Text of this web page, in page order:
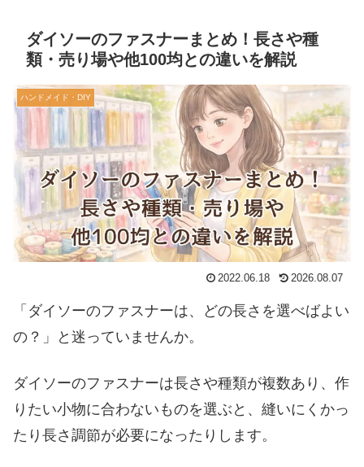
ダイソーのファスナーまとめ！長さや種
類・売り場や他100均との違いを解説
ハンドメイド・DIY
2022.06.18 2026.08.07
「ダイソーのファスナーは、どの長さを選べばよい
の？」と迷っていませんか。
ダイソーのファスナーは長さや種類が複数あり、作
りたい小物に合わないものを選ぶと、縫いにくかっ
たり長さ調節が必要になったりします。